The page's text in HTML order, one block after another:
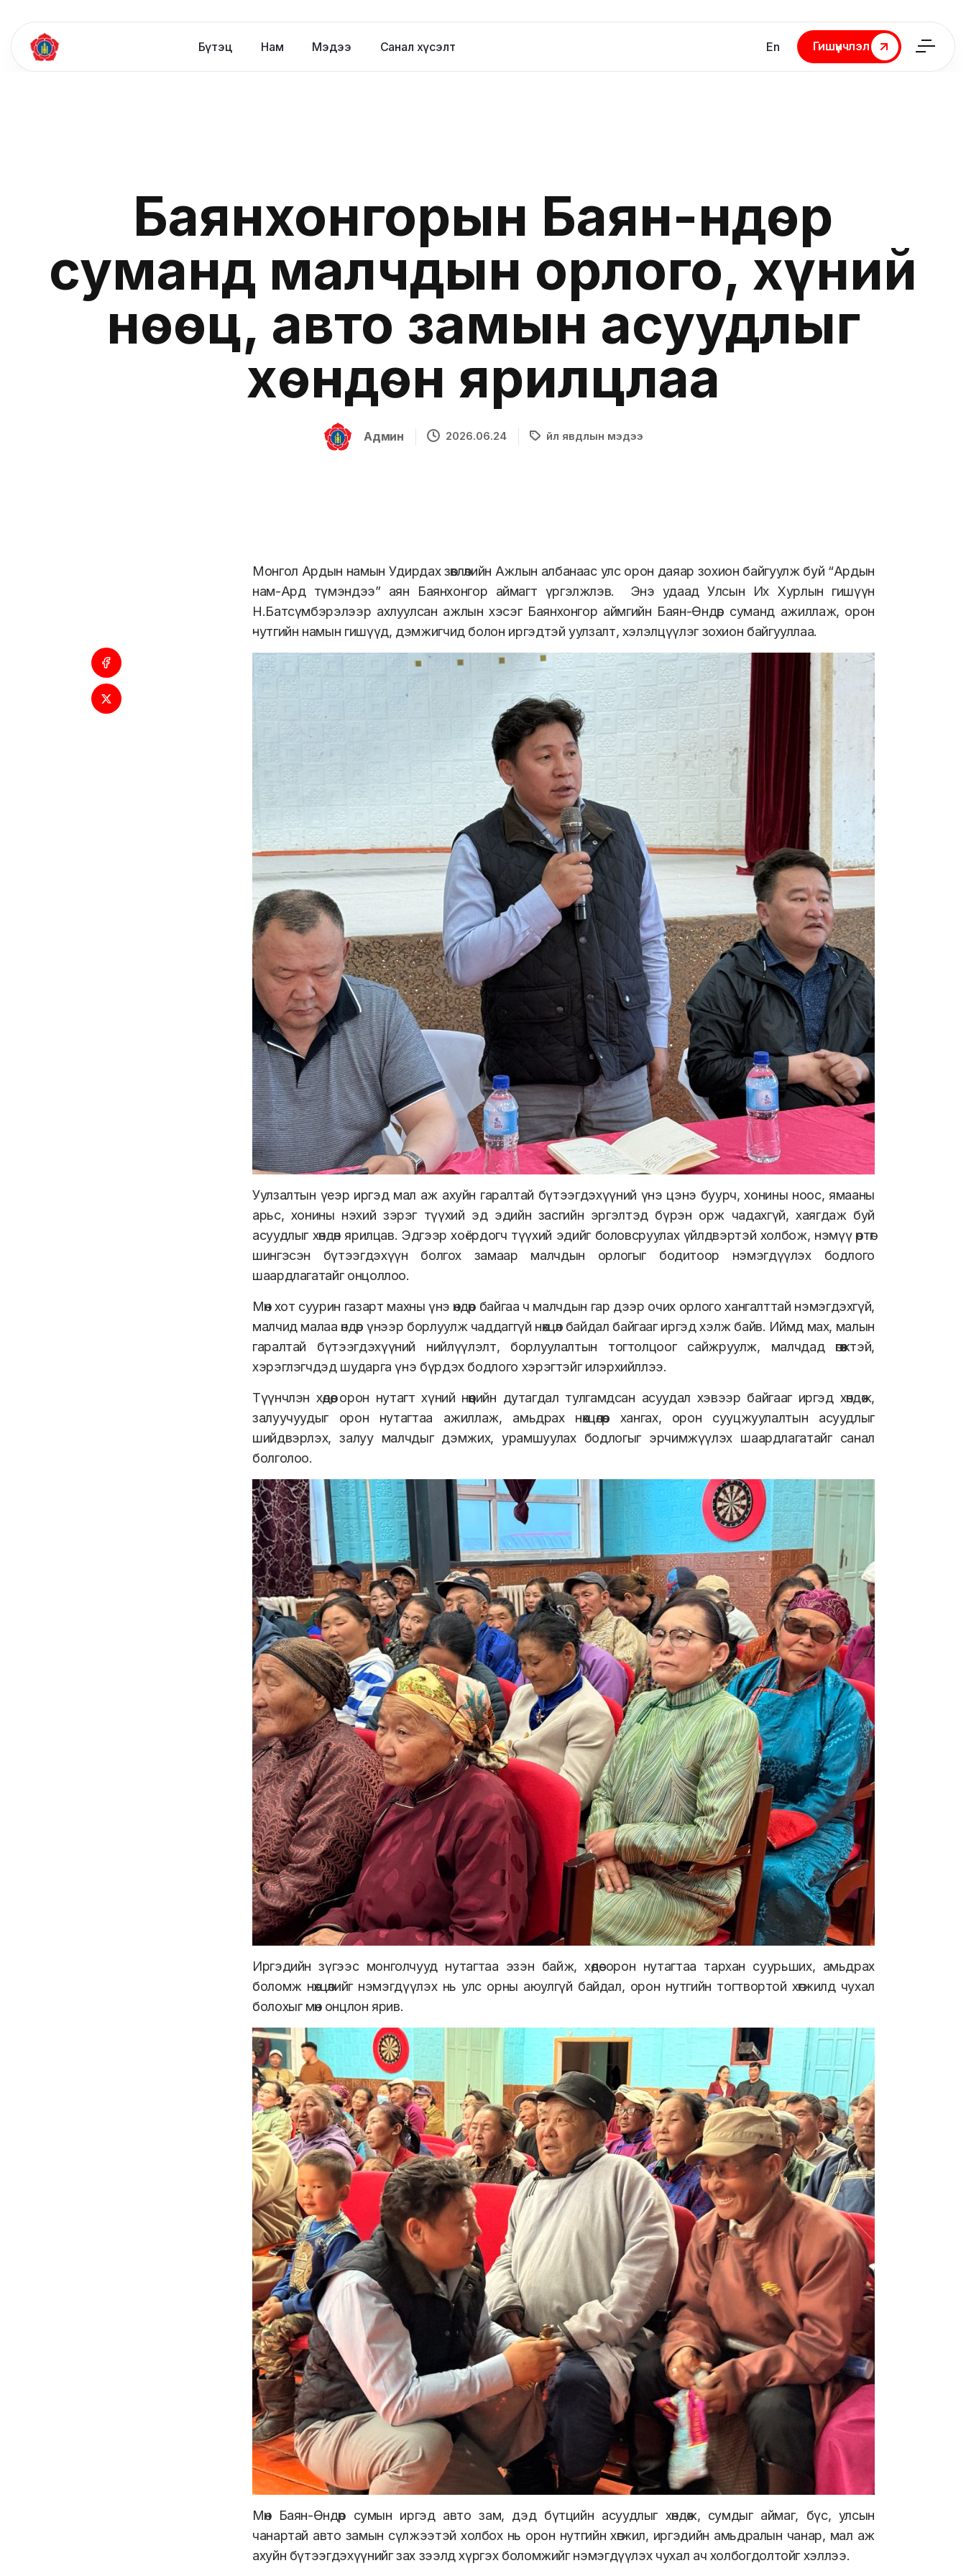
Бүтэц Нам Мэдээ Санал хүсэлт En
Гишүүнчлэл
Гишүүнчлэл
Баянхонгорын Баян-Өндөр
суманд малчдын орлого, хүний
нөөц, авто замын асуудлыг
хөндөн ярилцлаа
Админ 2026.06.24 Үйл явдлын мэдээ
Монгол Ардын намын Удирдах зөвлөлийн Ажлын албанаас улс орон даяар зохион байгуулж буй “Ардын
нам-Ард түмэндээ” аян Баянхонгор аймагт үргэлжлэв. Энэ удаад Улсын Их Хурлын гишүүн
Н.Батсүмбэрэлээр ахлуулсан ажлын хэсэг Баянхонгор аймгийн Баян-Өндөр суманд ажиллаж, орон
нутгийн намын гишүүд, дэмжигчид болон иргэдтэй уулзалт, хэлэлцүүлэг зохион байгууллаа.
Уулзалтын үеэр иргэд мал аж ахуйн гаралтай бүтээгдэхүүний үнэ цэнэ буурч, хонины ноос, ямааны
арьс, хонины нэхий зэрэг түүхий эд эдийн засгийн эргэлтэд бүрэн орж чадахгүй, хаягдаж буй
асуудлыг хөндөн ярилцав. Эдгээр хоёрдогч түүхий эдийг боловсруулах үйлдвэртэй холбож, нэмүү өртөг
шингэсэн бүтээгдэхүүн болгох замаар малчдын орлогыг бодитоор нэмэгдүүлэх бодлого
шаардлагатайг онцоллоо.
Мөн хот суурин газарт махны үнэ өндөр байгаа ч малчдын гар дээр очих орлого хангалттай нэмэгдэхгүй,
малчид малаа өндөр үнээр борлуулж чаддаггүй нөхцөл байдал байгааг иргэд хэлж байв. Иймд мах, малын
гаралтай бүтээгдэхүүний нийлүүлэлт, борлуулалтын тогтолцоог сайжруулж, малчдад өгөөжтэй,
хэрэглэгчдэд шударга үнэ бүрдэх бодлого хэрэгтэйг илэрхийллээ.
Түүнчлэн хөдөө, орон нутагт хүний нөөцийн дутагдал тулгамдсан асуудал хэвээр байгааг иргэд хөндөж,
залуучуудыг орон нутагтаа ажиллаж, амьдрах нөхцөлөөр хангах, орон сууцжуулалтын асуудлыг
шийдвэрлэх, залуу малчдыг дэмжих, урамшуулах бодлогыг эрчимжүүлэх шаардлагатайг санал
болголоо.
Иргэдийн зүгээс монголчууд нутагтаа эзэн байж, хөдөө орон нутагтаа тархан суурьших, амьдрах
боломж нөхцөлийг нэмэгдүүлэх нь улс орны аюулгүй байдал, орон нутгийн тогтвортой хөгжилд чухал
болохыг мөн онцлон ярив.
Мөн Баян-Өндөр сумын иргэд авто зам, дэд бүтцийн асуудлыг хөндөж, сумдыг аймаг, бүс, улсын
чанартай авто замын сүлжээтэй холбох нь орон нутгийн хөгжил, иргэдийн амьдралын чанар, мал аж
ахуйн бүтээгдэхүүнийг зах зээлд хүргэх боломжийг нэмэгдүүлэх чухал ач холбогдолтойг хэллээ.